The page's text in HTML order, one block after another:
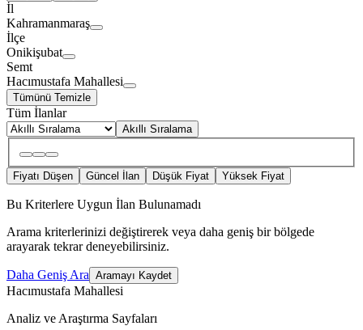
İl
Kahramanmaraş
İlçe
Onikişubat
Semt
Hacımustafa Mahallesi
Tümünü Temizle
Tüm İlanlar
Akıllı Sıralama
Fiyatı Düşen Güncel İlan Düşük Fiyat Yüksek Fiyat
Bu Kriterlere Uygun İlan Bulunamadı
Arama kriterlerinizi değiştirerek veya daha geniş bir bölgede
arayarak tekrar deneyebilirsiniz.
Daha Geniş Ara Aramayı Kaydet
Hacımustafa Mahallesi
Analiz ve Araştırma Sayfaları